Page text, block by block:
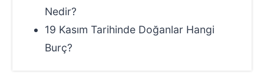
Nedir?
19 Kasım Tarihinde Doğanlar Hangi
Burç?